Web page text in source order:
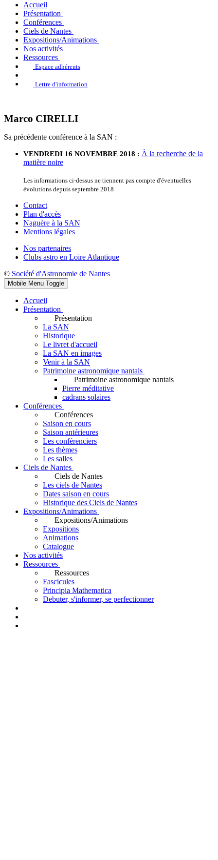
Accueil
Présentation
Conférences
Ciels de Nantes
Expositions/Animations
Nos activités
Ressources
Espace adhérents
Lettre d'information
Marco CIRELLI
Sa précédente conférence à la SAN :
VENDREDI 16 NOVEMBRE 2018 : À la recherche de la
matière noire
Les informations ci-dessus ne tiennent pas compte d'éventuelles
évolutions depuis septembre 2018
Contact
Plan d'accès
Naguère à la SAN
Mentions légales
Nos partenaires
Clubs astro en Loire Atlantique
© Société d'Astronomie de Nantes
Mobile Menu Toggle
Accueil
Présentation
Présentation
La SAN
Historique
Le livret d'accueil
La SAN en images
Venir à la SAN
Patrimoine astronomique nantais
Patrimoine astronomique nantais
Pierre méditative
cadrans solaires
Conférences
Conférences
Saison en cours
Saison antérieures
Les conférenciers
Les thèmes
Les salles
Ciels de Nantes
Ciels de Nantes
Les ciels de Nantes
Dates saison en cours
Historique des Ciels de Nantes
Expositions/Animations
Expositions/Animations
Expositions
Animations
Catalogue
Nos activités
Ressources
Ressources
Fascicules
Principia Mathematica
Debuter, s'informer, se perfectionner